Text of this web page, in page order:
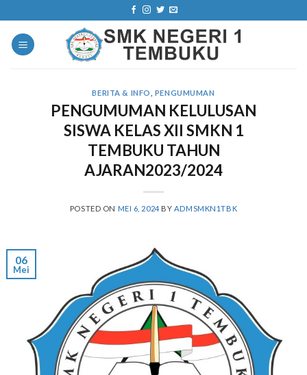
to
content
BERITA & INFO PENGUMUMAN
PENGUMUMAN KELULUSAN
SISWA KELAS XII SMKN 1
TEMBUKU TAHUN
AJARAN2023/2024
POSTED ON MEI 6, 2024 BY ADMSMKN1TBK
06
Mei